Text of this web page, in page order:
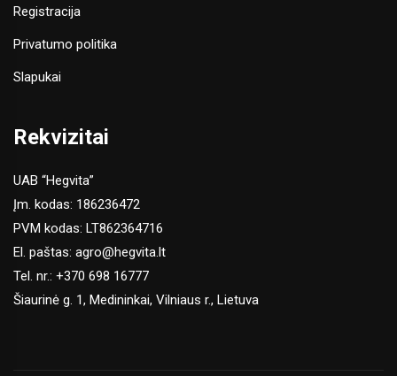
Registracija
Privatumo politika
Slapukai
Rekvizitai
UAB “Hegvita”
Įm. kodas: 186236472
PVM kodas: LT862364716
El. paštas: agro@hegvita.lt
Tel. nr.: +370 698 16777
Šiaurinė g. 1, Medininkai, Vilniaus r., Lietuva